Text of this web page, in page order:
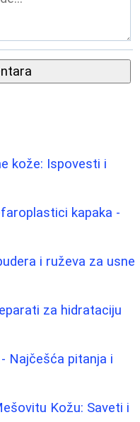
kože: Ispovesti i
kapaka -
i ruževa za usne
za hidrataciju
Najčešća pitanja i
Kožu: Saveti i